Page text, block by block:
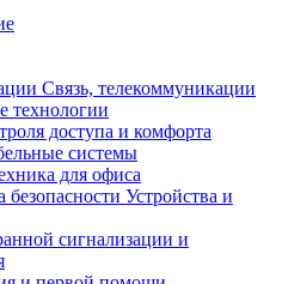
Связь, телекоммуникации
технологии
доступа и комфорта
системы
для офиса
Устройства и
сигнализации и